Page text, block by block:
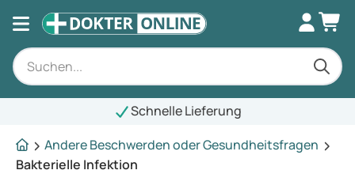
Schnelle Lieferung
Andere Beschwerden oder Gesundheitsfragen
Bakterielle Infektion